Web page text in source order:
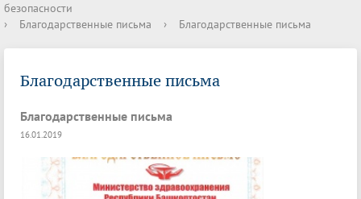
безопасности
›
Благодарственные письма › Благодарственные письма
Благодарственные письма
Благодарственные письма
16.01.2019